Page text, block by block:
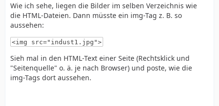
Wie ich sehe, liegen die Bilder im selben Verzeichnis wie
die HTML-Dateien. Dann müsste ein img-Tag z. B. so
aussehen:
<img src="indust1.jpg">
Sieh mal in den HTML-Text einer Seite (Rechtsklick und
"Seitenquelle" o. ä. je nach Browser) und poste, wie die
img-Tags dort aussehen.